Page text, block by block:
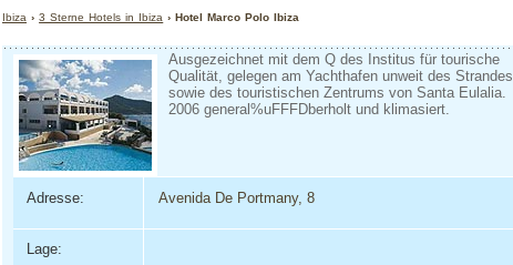
Ibiza ›3 Sterne Hotels in Ibiza › Hotel Marco Polo Ibiza
Ausgezeichnet mit dem Q des Institus für tourische
Qualität, gelegen am Yachthafen unweit des Strandes
sowie des touristischen Zentrums von Santa Eulalia.
2006 general%uFFFDberholt und klimasiert.
Adresse: Avenida De Portmany, 8
Lage: